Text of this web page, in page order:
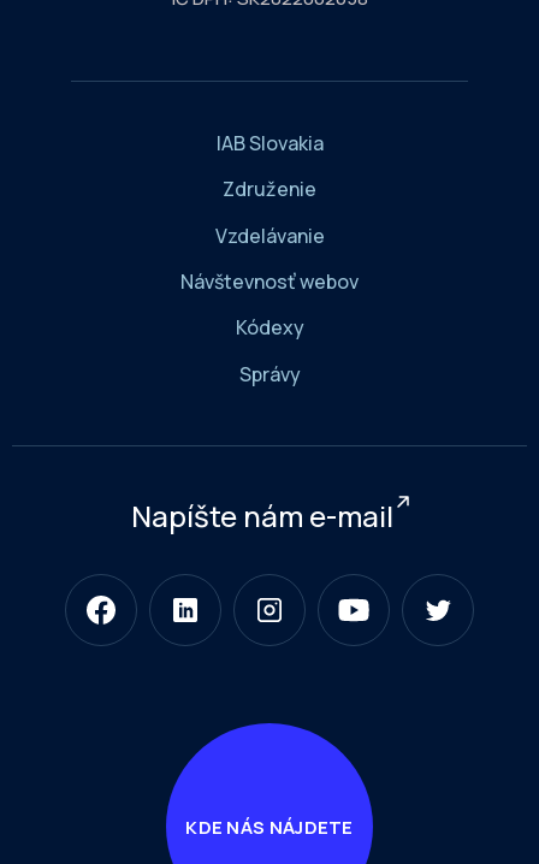
IAB Slovakia
Združenie
Vzdelávanie
Návštevnosť webov
Kódexy
Správy
Napíšte nám e-mail
KDE NÁS NÁJDETE